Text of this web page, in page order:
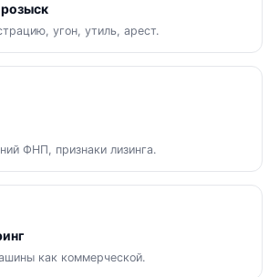
угон, утиль, арест.
ФНП, признаки лизинга.
как коммерческой.